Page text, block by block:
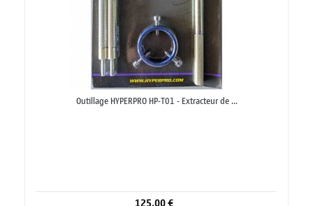
Outillage HYPERPRO HP-T01 - Extracteur de ...